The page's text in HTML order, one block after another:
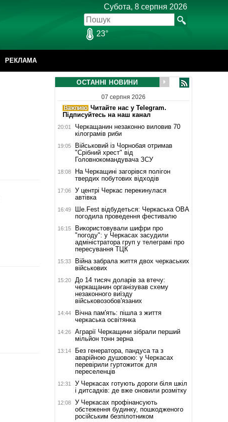
Субота, 8 серпня 2026
23°
РЕКЛАМА
ОСТАННІ НОВИНИ
07 серпня 2026
Читайте нас у Telegram.
Підписуйтесь на наш канал
20:01
Черкащанин незаконно виловив 70
кілограмів риби
19:05
Військовий із Чорнобая отримав
"Срібний хрест" від
Головнокомандувача ЗСУ
18:08
На Черкащині загорівся полігон
твердих побутових відходів
17:06
У центрі Черкас перекинулася
автівка
16:49
Ше.Fest відбудеться: Черкаська ОВА
погодила проведення фестивалю
16:15
Використовували шифри про
"погоду": у Черкасах засудили
адміністратора груп у телеграмі про
пересування ТЦК
15:33
Війна забрала життя двох черкаських
військових
15:20
До 14 тисяч доларів за втечу:
черкащанин організував схему
незаконного виїзду
військовозобов'язаних
14:44
Вічна пам'ять: пішла з життя
черкаська освітянка
14:26
Аграрії Черкащини зібрали перший
мільйон тонн зерна
13:14
Без генератора, пандуса та з
аварійною душовою: у Черкасах
перевірили гуртожиток для
переселенців
12:31
У Черкасах готують дороги біля шкіл
і дитсадків: де вже оновили розмітку
12:08
У Черкасах профінансують
обстеження будинку, пошкодженого
російським безпілотником